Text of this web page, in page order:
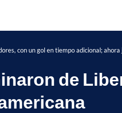
con un gol en tiempo adicional; ahora
de